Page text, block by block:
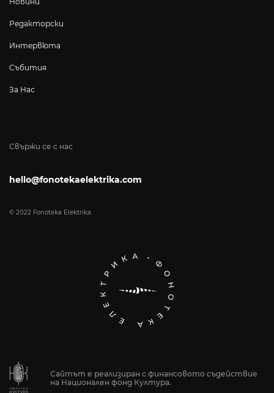
Свържи се с нас
hello@fonotekaelektrika.com
© 2022 Fonoteka Elektrika
Редакторски
Интервюта
Събития
За Нас
Сайтът е реализиран с финансовото съдействие
на Национален фонд Култура.